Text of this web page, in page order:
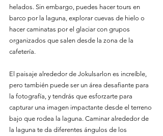
helados. Sin embargo, puedes hacer tours en
barco por la laguna, explorar cuevas de hielo o
hacer caminatas por el glaciar con grupos
organizados que salen desde la zona de la
cafetería.
El paisaje alrededor de Jokulsarlon es increíble,
pero también puede ser un área desafiante para
la fotografía, y tendrás que esforzarte para
capturar una imagen impactante desde el terreno
bajo que rodea la laguna. Caminar alrededor de
la laguna te da diferentes ángulos de los